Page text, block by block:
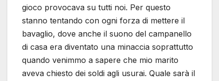
gioco provocava su tutti noi. Per questo
stanno tentando con ogni forza di mettere il
bavaglio, dove anche il suono del campanello
di casa era diventato una minaccia soprattutto
quando venimmo a sapere che mio marito
aveva chiesto dei soldi agli usurai. Quale sarà il